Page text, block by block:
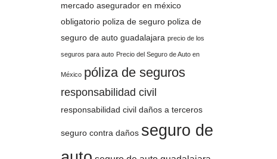
mercado asegurador en méxico
obligatorio poliza de seguro poliza de
seguro de auto guadalajara precio de los
seguros para auto Precio del Seguro de Auto en
México póliza de seguros
responsabilidad civil
responsabilidad civil daños a terceros
seguro contra daños seguro de